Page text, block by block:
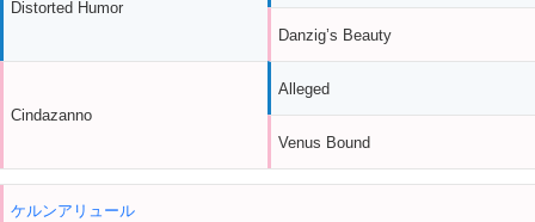
Distorted Humor
Cindazanno
Danzig’s Beauty
Alleged
Venus Bound
ケルンアリュール